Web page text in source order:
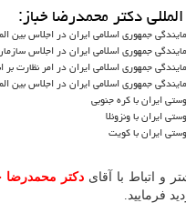
دکتر محمدرضا خباز:
جمهوری اسلامی ایران در اجلاس بین
جمهوری اسلامی ایران در اجلاس
جمهوری اسلامی ایران در امر نظارت بر
جمهوری اسلامی ایران در اجلاس بین
ایران با كره جنوبی
ایران با ونزوئلا
ایران با كویت
و اتباط با آقای دکتر محمدرضا
فرمایید.